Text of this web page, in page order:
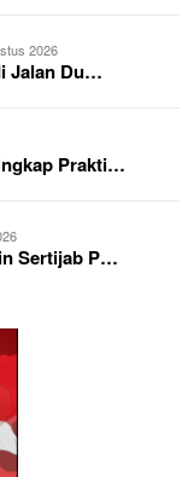
2026
Jalan Du…
Prakti…
Sertijab P…